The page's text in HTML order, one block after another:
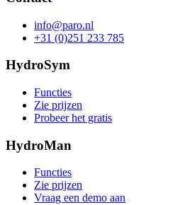
info@paro.nl
+31 (0)251 233 785
HydroSym
Functies
Zie prijzen
Probeer het gratis
HydroMan
Functies
Zie prijzen
Vraag een demo aan